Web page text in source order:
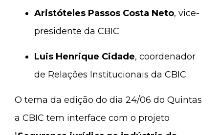
Aristóteles Passos Costa Neto, vice-
presidente da CBIC
Luis Henrique Cidade, coordenador
de Relações Institucionais da CBIC
O tema da edição do dia 24/06 do Quintas
a CBIC tem interface com o projeto